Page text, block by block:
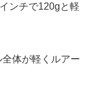
ンチで120gと軽
体が軽くルアー